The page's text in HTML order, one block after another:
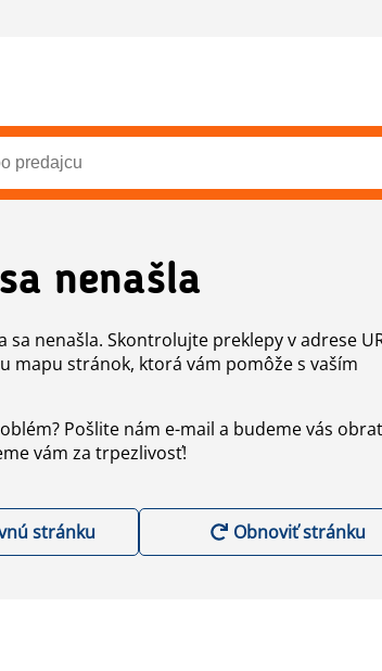
nenašla
sa nenašla. Skontrolujte preklepy v adrese
mapu stránok, ktorá vám pomôže s vaším
Pošlite nám e-mail a budeme vás
vám za trpezlivosť!
stránku Obnoviť stránku